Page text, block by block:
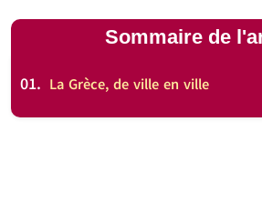
Sommaire de
01. La Grèce, de ville en ville